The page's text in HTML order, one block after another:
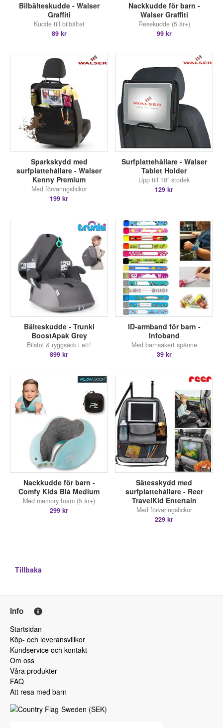
Bilbälteskudde - Walser
Graffiti
Kudde till bilbältet
89 kr
Nackkudde för barn -
Walser Graffiti
Resekudde (5 år+)
99 kr
Sparkskydd med
surfplattehållare - Walser
Kenny Premium
Med förvaringsfickor
199 kr
Surfplattehållare - Walser
Tablet Holder
Upp till 10" storlek
129 kr
Bälteskudde - Trunki
BoostApak Grey
Bilstol & ryggsäck i ett!
899 kr
ID-armband för barn -
Infoband
Med barnsäkert spänne
39 kr
Nackkudde för barn -
Comfy Kids Blå Medium
Med memory foam (5 år+)
299 kr
Sätesskydd med
surfplattehållare - Reer
TravelKid Entertain
Med förvaringsfickor
229 kr
Tillbaka
Info
Startsidan
Köp- och leveransvillkor
Kundservice och kontakt
Om oss
Våra produkter
FAQ
Att resa med barn
Sweden (SEK)